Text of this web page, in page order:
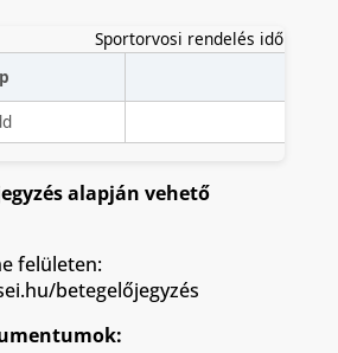
Sportorvosi rendelés időpontjai
alapján vehető
felületen:
betegelőjegyzés